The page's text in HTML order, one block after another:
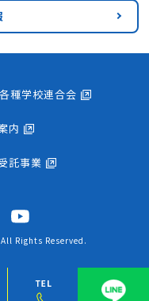
種学校連合会
内
託事業
Rights Reserved.